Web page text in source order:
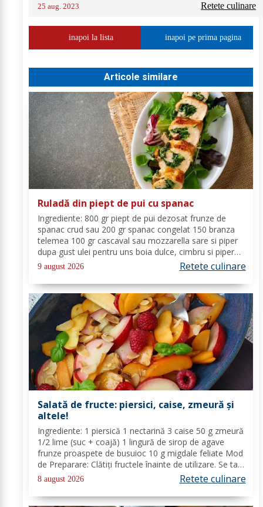
25 aug. 2023 Retete culinare
inapoi la lista inapoi pe prima pagina
Articole similare
Ruladă din piept de pui cu spanac
Ingrediente: 800 gr piept de pui dezosat frunze de
spanac crud sau 200 gr spanac congelat 150 branza
telemea 100 gr cascaval sau mozzarella sare si piper
dupa gust ulei pentru uns boia dulce, cimbru si piper
alb pentru crusta vin alb (150 ml) Mod de Preparare:
Spalam carnea si o tamponam cu un...
9 august 2026 Retete culinare
Salată de fructe: piersici, caise, zmeură și
altele!
Ingrediente: 1 piersică 1 nectarină 3 caise 50 g zmeură
1/2 lime (suc + coajă) 1 lingură de sirop de agave
frunze proaspete de busuioc 10 g migdale feliate Mod
de Preparare: Clătiți fructele înainte de utilizare. Se taie
piersicile, nectarinele și caisele în felii subțiri. Stoarceți
lămâia și...
8 august 2026 Retete culinare